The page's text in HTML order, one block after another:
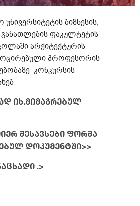
ბიზნესის,
ფაკულტეტის
არქიტექტურის
პროფესორის
კონკურსის
იხ.მიმაგრებულ
შესავსები ფორმა
დოკუმენტში>>
.>